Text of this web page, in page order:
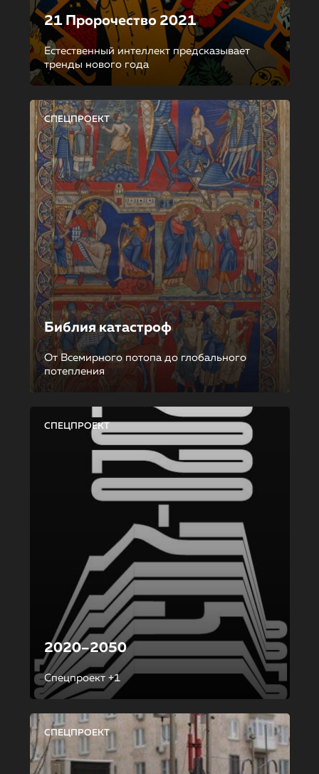
21 Пророчество 2021
Естественный интеллект предсказывает
тренды нового года
СПЕЦПРОЕКТ
Библия катастроф
От Всемирного потопа до глобального
потепления
СПЕЦПРОЕКТ
2020–2050
Спецпроект +1
СПЕЦПРОЕКТ